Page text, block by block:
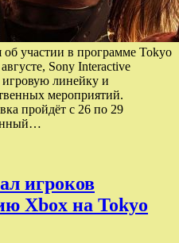
участии в программе Tokyo
Sony Interactive
линейку и
мероприятий.
пройдёт с 26 по 29
игроков
Xbox на Tokyo